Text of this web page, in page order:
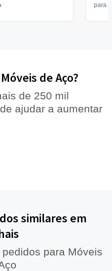
para
de Aço?
de 250 mil
ajudar a aumentar
similares em
para Móveis